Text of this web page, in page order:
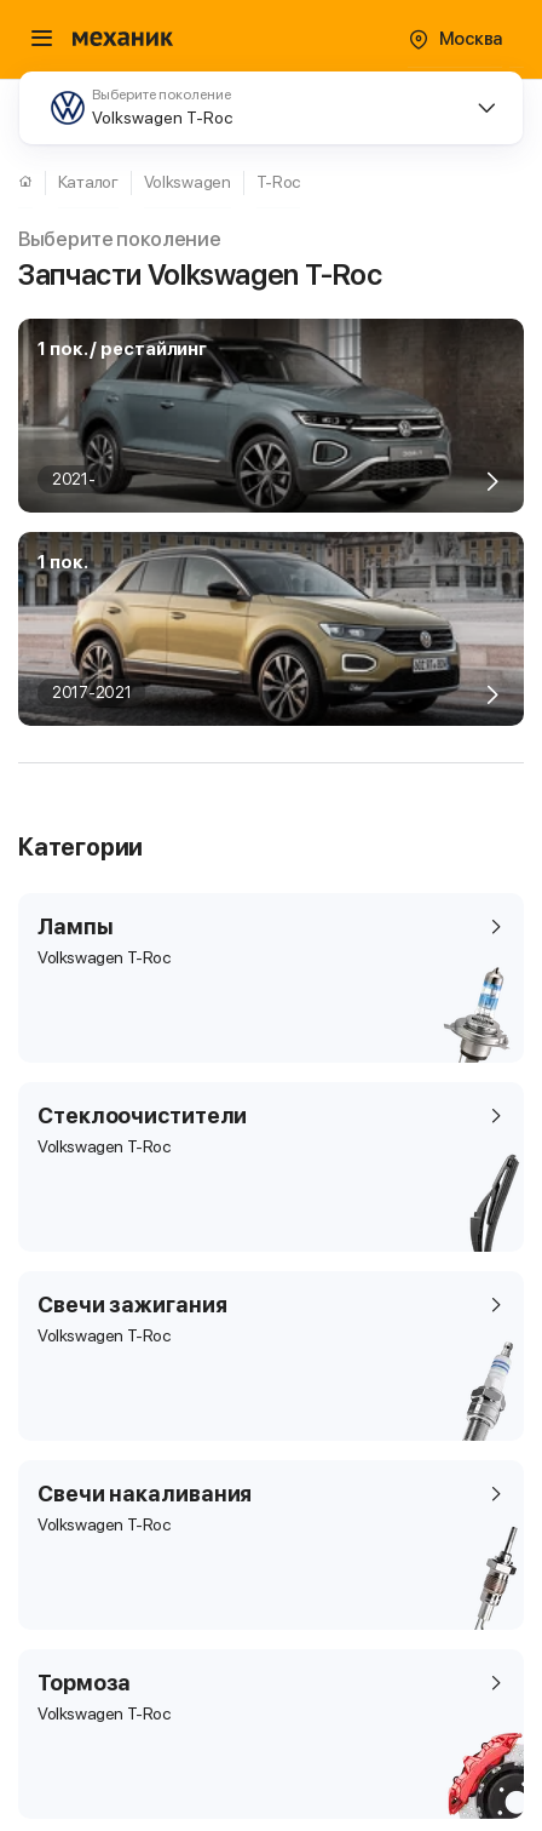
Москва
Выберите поколение
Volkswagen T-Roc
Каталог Volkswagen T-Roc
Выберите поколение
Запчасти Volkswagen T-Roc
1 пок. / рестайлинг
2021-
1 пок.
2017-2021
Категории
Лампы
Volkswagen T-Roc
Стеклоочистители
Volkswagen T-Roc
Свечи зажигания
Volkswagen T-Roc
Свечи накаливания
Volkswagen T-Roc
Тормоза
Volkswagen T-Roc